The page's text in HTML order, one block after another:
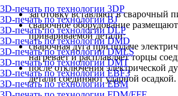
3D-печать по технологии 3DP
3D-печать по технологии BJ
3D-печать по технологии DLP
3D-печать по технологии DMD
3D-печать по технологии DMLS
3D-печать по технологии DMT
3D-печать по технологии EBF3
3D-печать по технологии EBM
заготовку вставляют в сварочный
сварочное оборудование
привариваемой детали;
сварочная дуга при подаче
нагревает и расплавляет торцы
после отключения электрической
детали соединяют ударной осадкой.